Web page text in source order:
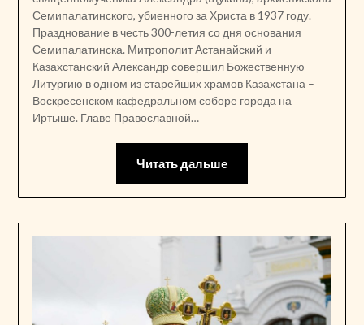
Семипалатинского, убиенного за Христа в 1937 году.
Празднование в честь 300-летия со дня основания
Семипалатинска. Митрополит Астанайский и
Казахстанский Александр совершил Божественную
Литургию в одном из старейших храмов Казахстана –
Воскресенском кафедральном соборе города на
Иртыше. Главе Православной…
Читать дальше